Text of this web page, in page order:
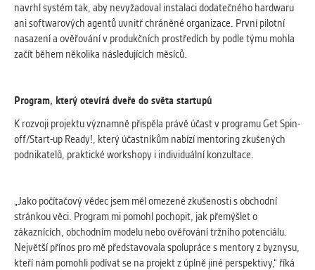
navrhl systém tak, aby nevyžadoval instalaci dodatečného hardwaru
ani softwarových agentů uvnitř chráněné organizace. První pilotní
nasazení a ověřování v produkčních prostředích by podle týmu mohla
začít během několika následujících měsíců.
Program, který otevírá dveře do světa startupů
K rozvoji projektu významně přispěla právě účast v programu Get Spin-
off/Start-up Ready!, který účastníkům nabízí mentoring zkušených
podnikatelů, praktické workshopy i individuální konzultace.
„Jako počítačový vědec jsem měl omezené zkušenosti s obchodní
stránkou věci. Program mi pomohl pochopit, jak přemýšlet o
zákaznících, obchodním modelu nebo ověřování tržního potenciálu.
Největší přínos pro mě představovala spolupráce s mentory z byznysu,
kteří nám pomohli podívat se na projekt z úplně jiné perspektivy,“ říká